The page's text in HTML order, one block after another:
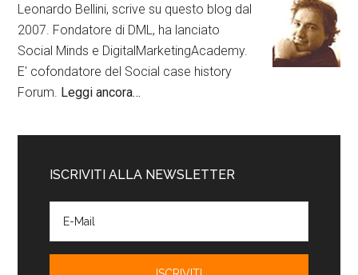
Leonardo Bellini, scrive su questo blog dal
2007. Fondatore di DML, ha lanciato
Social Minds e DigitalMarketingAcademy.
E' cofondatore del Social case history
Forum. Leggi ancora…
ISCRIVITI ALLA NEWSLETTER